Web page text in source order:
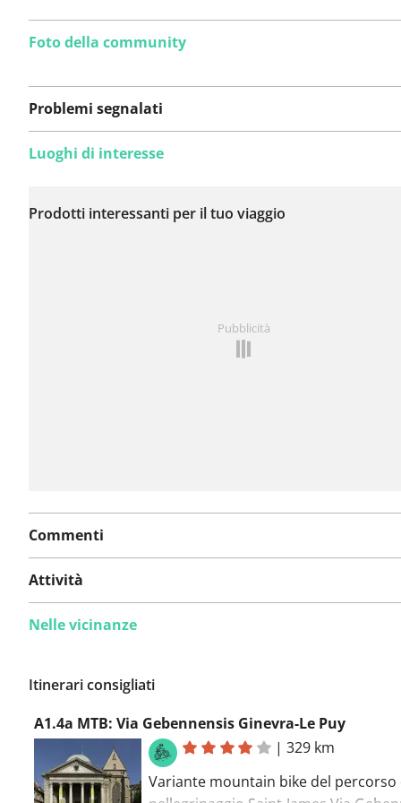
Foto della community
Problemi segnalati
segnalati problemi su
Luoghi di interesse
Prodotti interessanti per il tuo viaggio
Pubblicità
Commenti
Attività
Nelle vicinanze
Itinerari consigliati
A1.4a MTB: Via Gebennensis Ginevra-Le Puy
|329 km
Variante mountain bike del percorso